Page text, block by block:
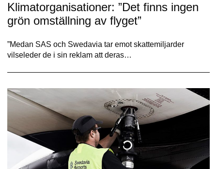
Klimatorganisationer: ”Det finns ingen
grön omställning av flyget”
”Medan SAS och Swedavia tar emot skattemiljarder
vilseleder de i sin reklam att deras…